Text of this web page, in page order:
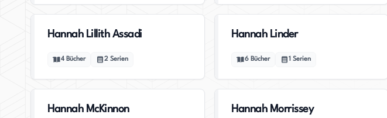
Hannah Lillith Assadi
4 Bücher 2 Serien
Hannah Linder
6 Bücher 1 Serien
Hannah McKinnon Hannah Morrissey